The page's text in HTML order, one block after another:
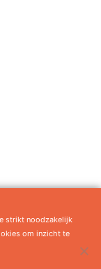
strikt noodzakelijk
om inzicht te